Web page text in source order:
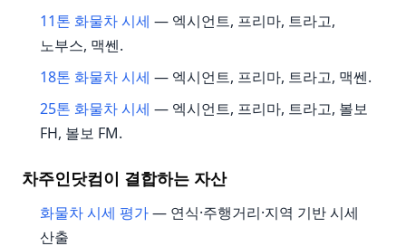
11톤 화물차 시세 — 엑시언트, 프리마, 트라고,
노부스, 맥쎈.
18톤 화물차 시세 — 엑시언트, 프리마, 트라고, 맥쎈.
25톤 화물차 시세 — 엑시언트, 프리마, 트라고, 볼보
FH, 볼보 FM.
차주인닷컴이 결합하는 자산
화물차 시세 평가— 연식·주행거리·지역 기반 시세
산출